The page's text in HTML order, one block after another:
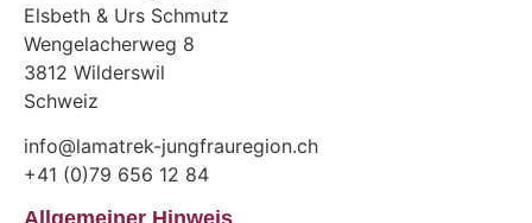
Elsbeth & Urs Schmutz
Wengelacherweg 8
3812 Wilderswil
Schweiz
info@lamatrek-jungfrauregion.ch
+41 (0)79 656 12 84
Allgemeiner Hinweis